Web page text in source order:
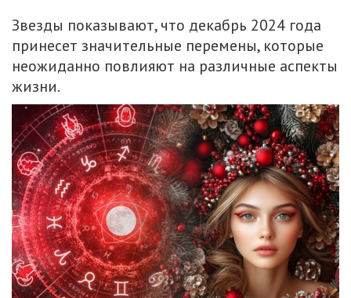
Звезды показывают, что декабрь 2024 года
принесет значительные перемены, которые
неожиданно повлияют на различные аспекты
жизни.